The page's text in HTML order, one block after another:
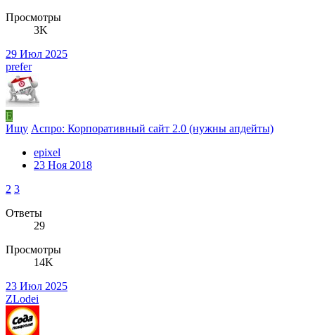
Просмотры
3K
29 Июл 2025
prefer
E
Ищу Аспро: Корпоративный сайт 2.0 (нужны апдейты)
epixel
23 Ноя 2018
2 3
Ответы
29
Просмотры
14K
23 Июл 2025
ZLodei